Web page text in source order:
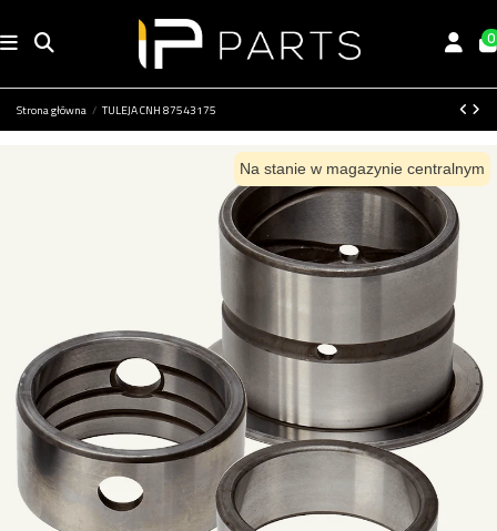
0
Strona główna TULEJA CNH 87543175
Na stanie w magazynie centralnym